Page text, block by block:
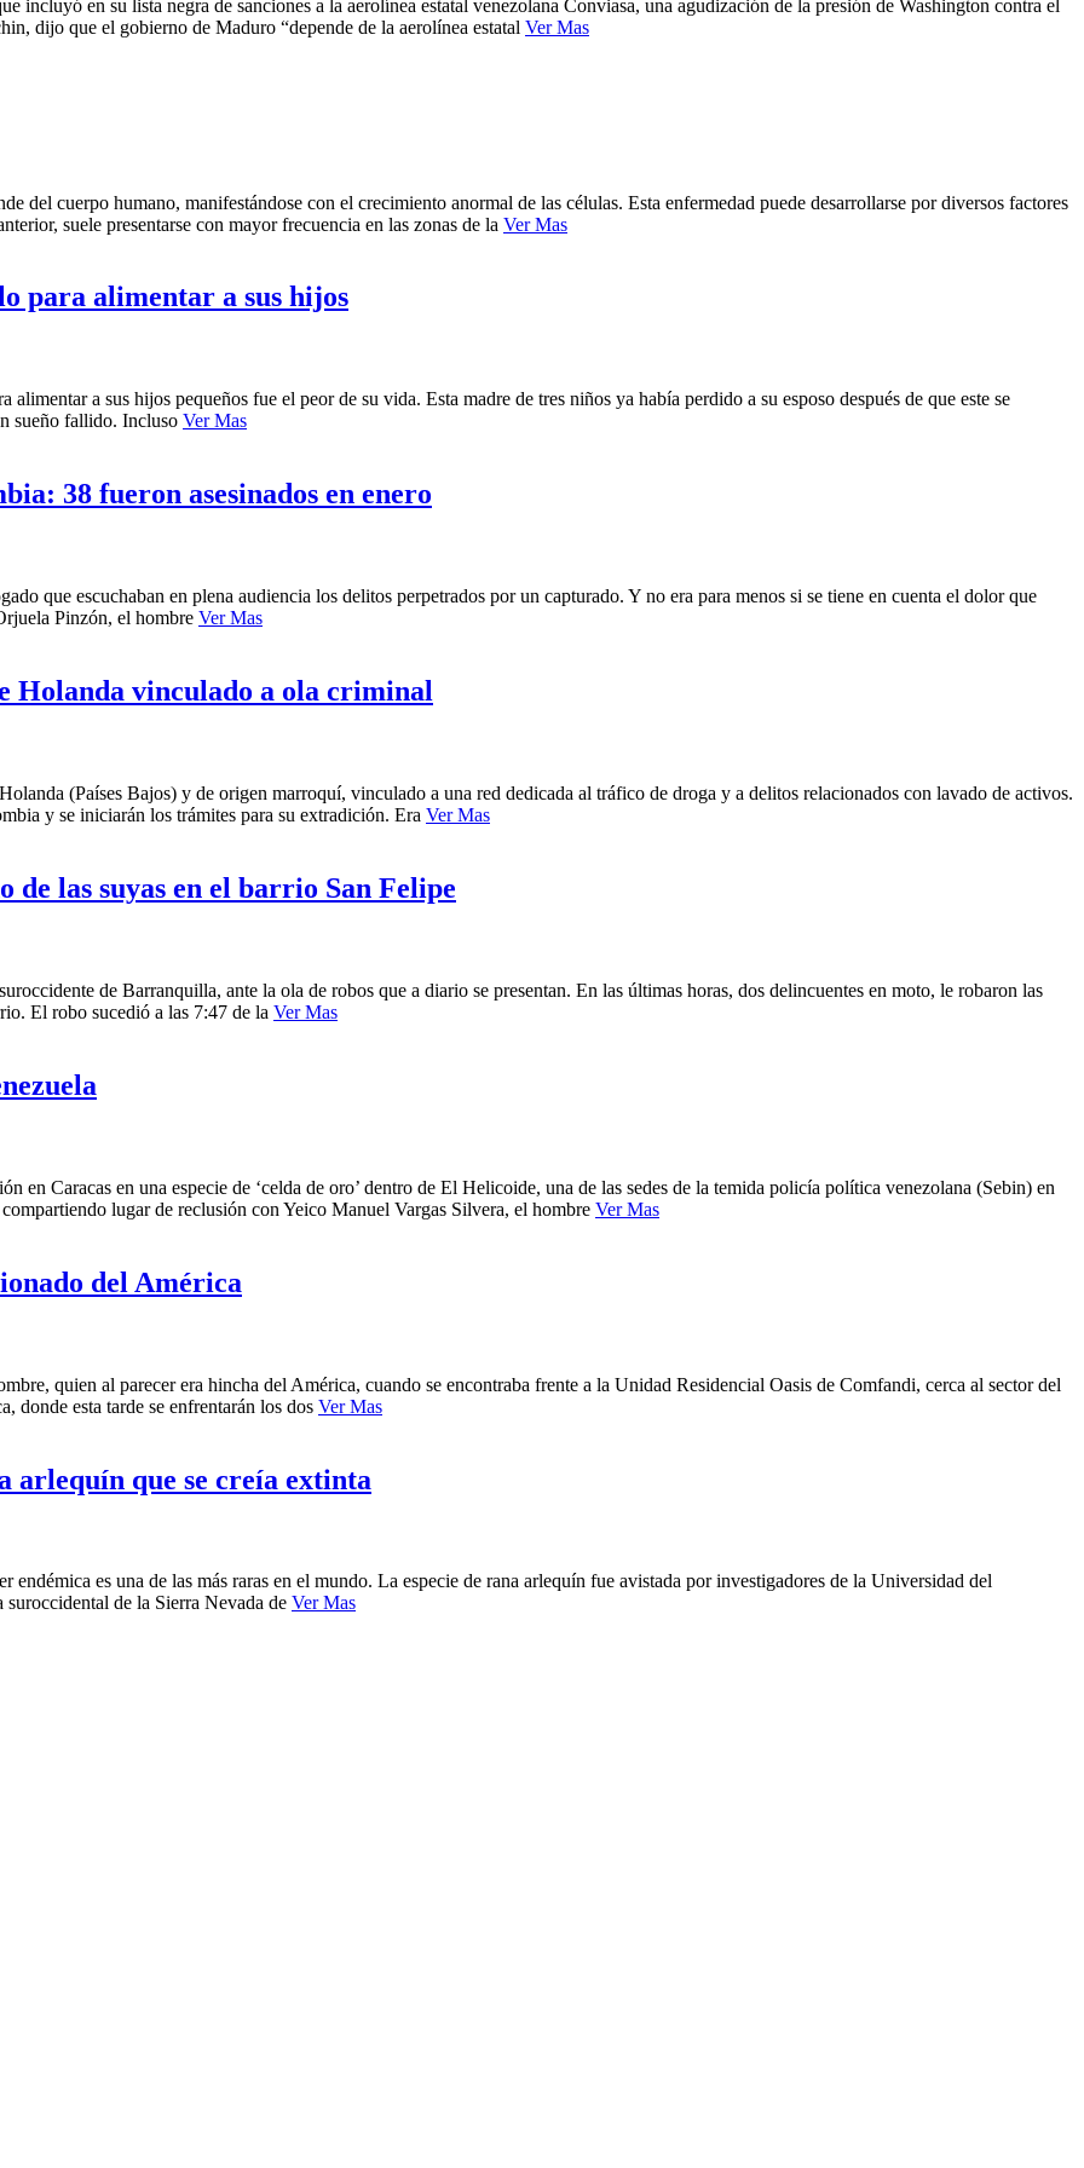
incluyó en su lista negra de sanciones a la aerolínea estatal venezolana Conviasa, una agudización de la presión de Washington contra el
dijo que el gobierno de Maduro “depende de la aerolínea estatal Ver Mas
del cuerpo humano, manifestándose con el crecimiento anormal de las células. Esta enfermedad puede desarrollarse por diversos factores
suele presentarse con mayor frecuencia en las zonas de la Ver Mas
para alimentar a sus hijos
a sus hijos pequeños fue el peor de su vida. Esta madre de tres niños ya había perdido a su esposo después de que este se
sueño fallido. Incluso Ver Mas
38 fueron asesinados en enero
que escuchaban en plena audiencia los delitos perpetrados por un capturado. Y no era para menos si se tiene en cuenta el dolor que
Pinzón, el hombre Ver Mas
Holanda vinculado a ola criminal
(Países Bajos) y de origen marroquí, vinculado a una red dedicada al tráfico de droga y a delitos relacionados con lavado de activos.
y se iniciarán los trámites para su extradición. Era Ver Mas
de las suyas en el barrio San Felipe
de Barranquilla, ante la ola de robos que a diario se presentan. En las últimas horas, dos delincuentes en moto, le robaron las
El robo sucedió a las 7:47 de la Ver Mas
en Caracas en una especie de ‘celda de oro’ dentro de El Helicoide, una de las sedes de la temida policía política venezolana (Sebin) en
lugar de reclusión con Yeico Manuel Vargas Silvera, el hombre Ver Mas
del América
quien al parecer era hincha del América, cuando se encontraba frente a la Unidad Residencial Oasis de Comfandi, cerca al sector del
donde esta tarde se enfrentarán los dos Ver Mas
arlequín que se creía extinta
endémica es una de las más raras en el mundo. La especie de rana arlequín fue avistada por investigadores de la Universidad del
de la Sierra Nevada de Ver Mas